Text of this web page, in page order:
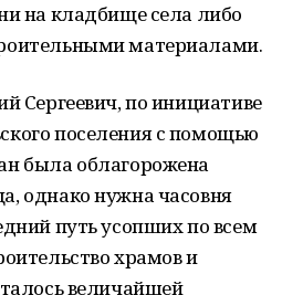
на кладбище села либо
материалами.
Сергеевич, по инициа­тиве
поселения с помо­щью
была облагорожена
однако нужна часовня
путь усопших по всем
храмов и
величайшей